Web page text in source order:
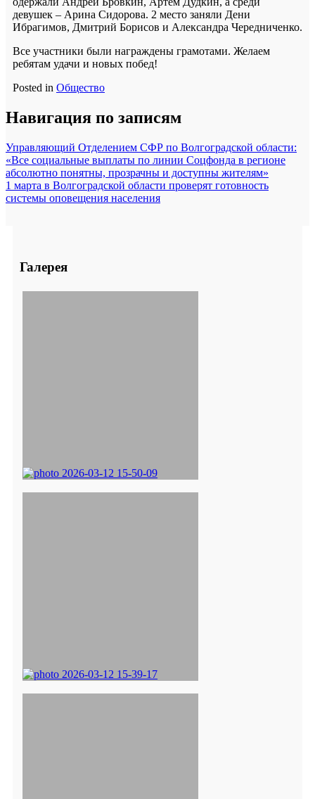
девушек – Арина Сидорова. 2 место заняли Дени
Ибрагимов, Дмитрий Борисов и Александра Чередниченко.
Все участники были награждены грамотами. Желаем
ребятам удачи и новых побед!
Posted in Общество
Навигация по записям
Управляющий Отделением СФР по Волгоградской области:
«Все социальные выплаты по линии Соцфонда в регионе
абсолютно понятны, прозрачны и доступны жителям»
1 марта в Волгоградской области проверят готовность
системы оповещения населения
Галерея